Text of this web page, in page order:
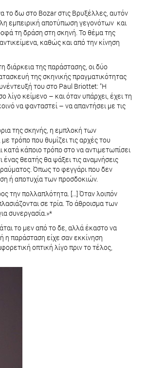
το δω στο Bozar στις Βρυξέλλες, αυτόν
εμπειρική αποτύπωση γεγονότων και
τη δράση στη σκηνή. Το θέμα της
καθώς και από την κίνηση
διάρκεια της παράστασης, οι δύο
της σκηνικής πραγματικότητας
του στο Paul Briottet: "Η
κείμενο – και όταν υπάρχει, έχει τη
να φανταστεί – να απαντήσει με τις
της σκηνής, η εμπλοκή των
τρόπο που θυμίζει τις αρχές του
κάποιο τρόπο στο να αντιμετωπίσει
θεατής θα ψάξει τις αναμνήσεις
Όπως το φεγγάρι που δεν
ή αποτυχία των προσδοκιών.
την πολλαπλότητα. [...] Όταν λοιπόν
σε τρία. Το άθροισμα των
συνεργασία.»*
το μεν από το δε, αλλά έκαστο να
η παράσταση είχε σαν εκκίνηση
οπτική λίγο πριν το τέλος,